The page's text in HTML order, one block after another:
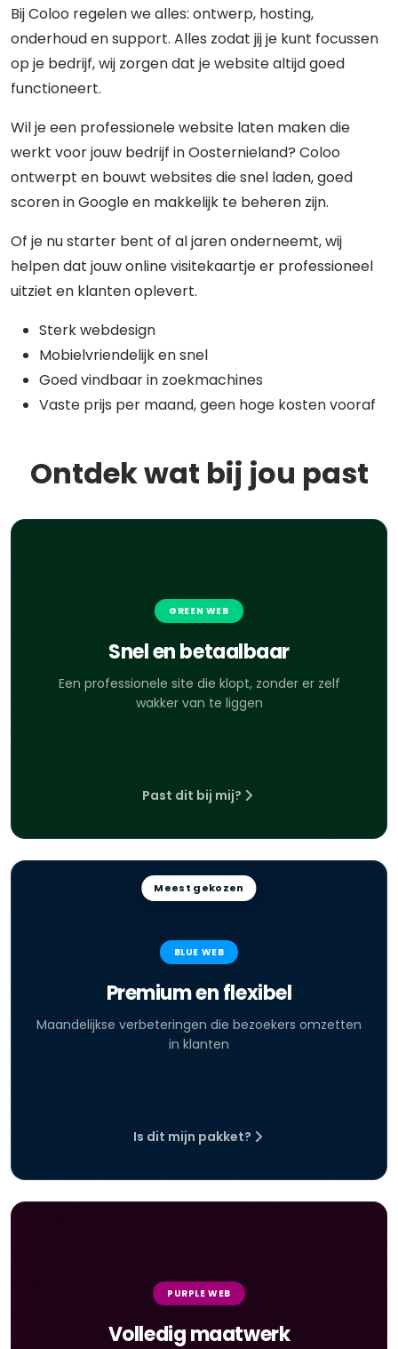
Bij Coloo regelen we alles: ontwerp, hosting,
onderhoud en support. Alles zodat jij je kunt focussen
op je bedrijf, wij zorgen dat je website altijd goed
functioneert.
Wil je een professionele website laten maken die
werkt voor jouw bedrijf in Oosternieland? Coloo
ontwerpt en bouwt websites die snel laden, goed
scoren in Google en makkelijk te beheren zijn.
Of je nu starter bent of al jaren onderneemt, wij
helpen dat jouw online visitekaartje er professioneel
uitziet en klanten oplevert.
Sterk webdesign
Mobielvriendelijk en snel
Goed vindbaar in zoekmachines
Vaste prijs per maand, geen hoge kosten vooraf
Ontdek wat bij jou past
GREEN WEB
Snel en betaalbaar
Een professionele site die klopt, zonder er zelf
wakker van te liggen
Past dit bij mij?
Meest gekozen
BLUE WEB
Premium en flexibel
Maandelijkse verbeteringen die bezoekers omzetten
in klanten
Is dit mijn pakket?
PURPLE WEB
Volledig maatwerk